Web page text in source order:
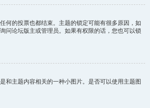
何的投票也都结束。主题的锁定可能有很多原因，如
问论坛版主或管理员。如果有权限的话，您也可以锁
和主题内容相关的一种小图片。是否可以使用主题图